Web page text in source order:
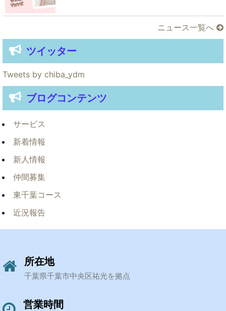
ニュース一覧へ
ツイッター
Tweets by chiba_ydm
ブログコンテンツ
サービス
新着情報
新人情報
仲間募集
東千葉コース
近況報告
所在地
千葉県千葉市中央区祐光を拠点
営業時間